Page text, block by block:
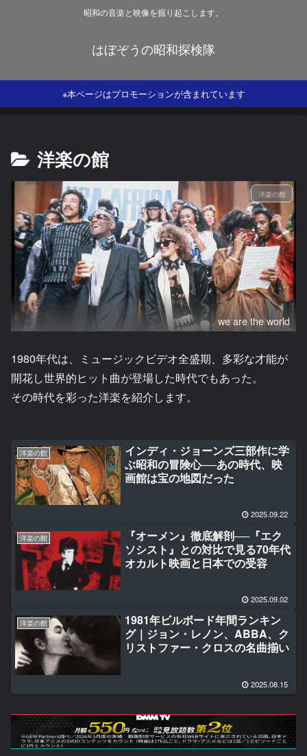
昭和の音楽と映像を掘り起こします。
はぼぞうの昭和探検隊
※本ページはプロモーションが含まれています
洋楽の館
洋楽の館
we are the world
1980年代は、ミュージックビデオ全盛期、多彩な才能が
開花し世界的ヒット曲が登場した時代でもあった。
その時代を彩った洋楽を紹介します。
洋楽の館
インディ・ジョーンズ三部作に学
ぶ昭和の冒険心──あの時代、映
画館は宝の地図だった
2025.09.22
洋楽の館
『オーメン』徹底解剖──『エク
ソシスト』との対比で見る70年代
オカルト映画と日本での受容
2025.09.02
洋楽の館
1981年ビルボード年間ランキン
グ｜ジョン・レノン、ABBA、ク
リストファー・クロスの名曲揃い
2025.08.15